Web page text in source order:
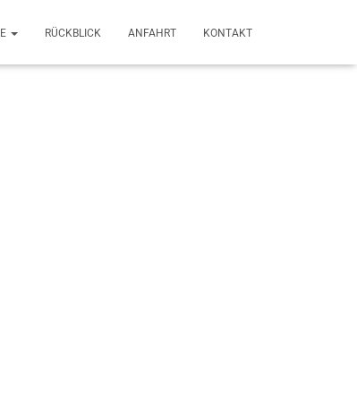
RÜCKBLICK ANFAHRT KONTAKT